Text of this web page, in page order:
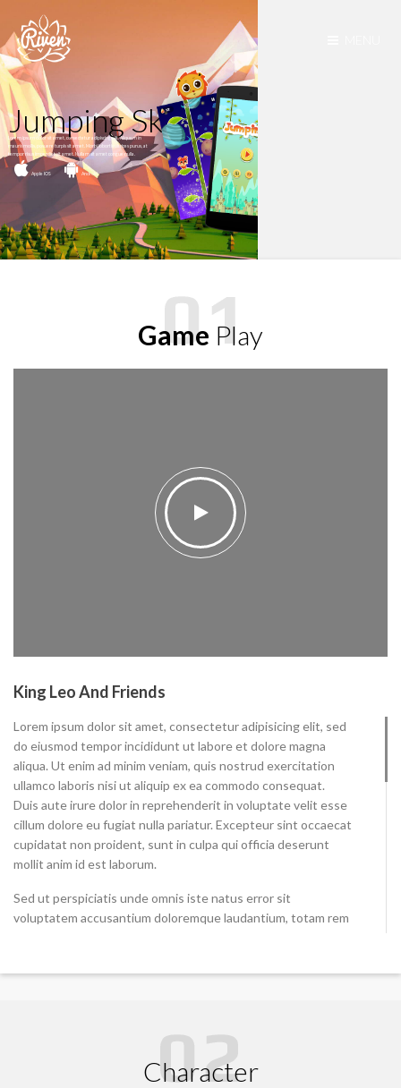
Jumping Sky
Lorem ipsum dolor sit amet, consectetur adipiscing elit. Aliquam in
mauris mollis, posuere turpis sit amet. Morbi lobortis ultrices purus, at
tempor risus imperdiet sit amet. Nullam sit amet congue nulla.
Android
Apple IOS
Game Play
King Leo And Friends
Lorem ipsum dolor sit amet, consectetur adipisicing elit, sed
do eiusmod tempor incididunt ut labore et dolore magna
aliqua. Ut enim ad minim veniam, quis nostrud exercitation
ullamco laboris nisi ut aliquip ex ea commodo consequat.
Duis aute irure dolor in reprehenderit in voluptate velit esse
cillum dolore eu fugiat nulla pariatur. Excepteur sint occaecat
cupidatat non proident, sunt in culpa qui officia deserunt
mollit anim id est laborum.
Sed ut perspiciatis unde omnis iste natus error sit
voluptatem accusantium doloremque laudantium, totam rem
ipsam voluptatem quia voluptas sit aspernatur aut odit aut
dolorem ipsum quia dolor sit amet, consectetur, adipisci velit,
sed quia non numquam eius modi tempora
Character